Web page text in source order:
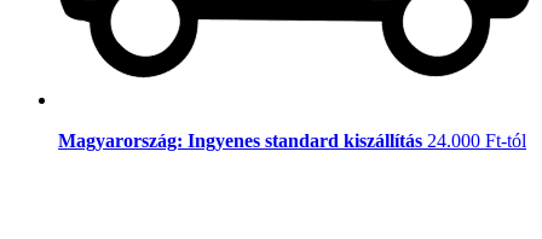
Magyarország: Ingyenes standard kiszállítás 24.000 Ft-tól